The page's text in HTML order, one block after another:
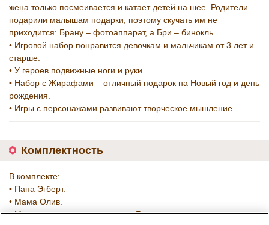
жена только посмеивается и катает детей на шее. Родители
подарили малышам подарки, поэтому скучать им не
приходится: Брану – фотоаппарат, а Бри – бинокль.
• Игровой набор понравится девочкам и мальчикам от 3 лет и
старше.
• У героев подвижные ноги и руки.
• Набор с Жирафами – отличный подарок на Новый год и день
рождения.
• Игры с персонажами развивают творческое мышление.
Комплектность
В комплекте:
• Папа Эгберт.
• Мама Олив.
• Малыш в оранжевом костюме Бран.